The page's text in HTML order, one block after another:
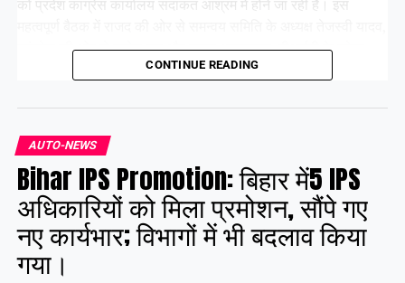
को प्रदेश कांग्रेस कार्यालय सदाकत आश्रम में होने जा रही है। इस
कांग्रेस की ओर से राजेश राम और कृष्णा अल्लावारू, वीआईपी के मुकेश
सहनी और वाम दलों के प्रमुख नेता भाग लेंगे।
Share this:
Facebook X
Like this:
CONTINUE READING
AUTO-NEWS
Bihar IPS Promotion: बिहार में5 IPS
अधिकारियों को मिला प्रमोशन, सौंपे गए
नए कार्यभार; विभागों में भी बदलाव किया
गया।